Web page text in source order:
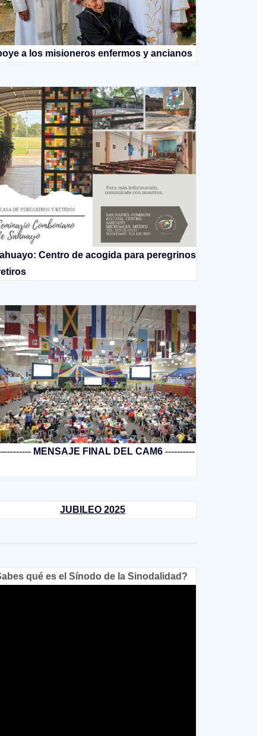
a los misioneros enfermos y ancianos
Centro de acogida para peregrinos
MENSAJE FINAL DEL CAM6 ----------
JUBILEO 2025
qué es el Sínodo de la Sinodalidad?